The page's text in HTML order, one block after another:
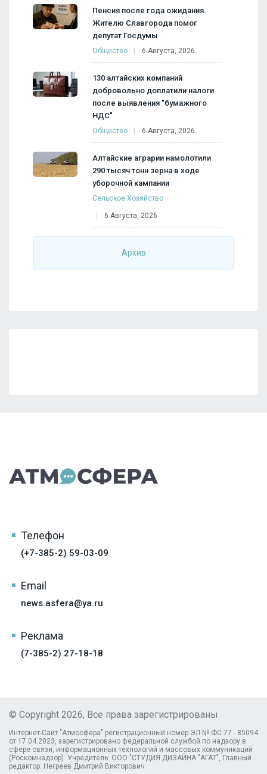
Пенсия после года ожидания.
Жителю Славгорода помог
депутат Госдумы
Общество 6 Августа, 2026
130 алтайских компаний
добровольно доплатили налоги
после выявления "бумажного
НДС"
Общество 6 Августа, 2026
Алтайские аграрии намолотили
290 тысяч тонн зерна в ходе
уборочной кампании
Сельское Хозяйство
6 Августа, 2026
Архив
Телефон
(+7-385-2) 59-03-09
Email
news.asfera@ya.ru
Реклама
(7-385-2) 27-18-18
© Copyright 2026, Все права зарегистрированы
Интернет-Сайт "Атмосфера" регистрационный номер ЭЛ № ФС 77 - 85094
от 17.04.2023, зарегистрировано федеральной службой по надзору в
сфере связи, информационных технологий и массовых коммуникаций
(Роскомнадзор). Учредитель: ООО "СТУДИЯ ДИЗАЙНА "АГАТ", Главный
редактор: Негреев Дмитрий Викторович